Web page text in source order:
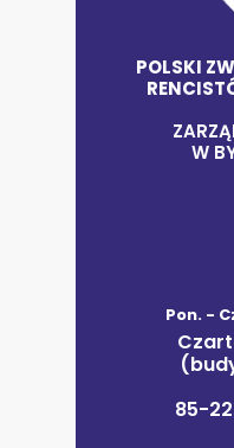
POLSKI
W
Pon. -
85-